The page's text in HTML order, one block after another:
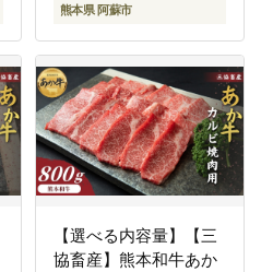
焼くだけ 熊本県 阿蘇市
熊本県 阿蘇市
【選べる内容量】【三
協畜産】熊本和牛あか